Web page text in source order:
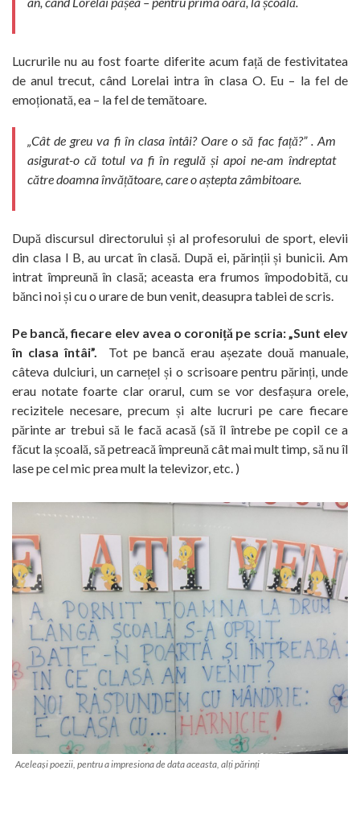
Lucrurile nu au fost foarte diferite acum față de festivitatea
de anul trecut, când Lorelai intra în clasa O. Eu – la fel de
emoționată, ea – la fel de temătoare.
„Cât de greu va fi în clasa întâi? Oare o să fac față?” . Am
asigurat-o că totul va fi în regulă și apoi ne-am îndreptat
către doamna învățătoare, care o aștepta zâmbitoare.
După discursul directorului și al profesorului de sport, elevii
din clasa I B, au urcat în clasă. După ei, părinții și bunicii. Am
intrat împreună în clasă; aceasta era frumos împodobită, cu
bănci noi și cu o urare de bun venit, deasupra tablei de scris.
Pe bancă, fiecare elev avea o coroniță pe scria: „Sunt elev
în clasa întâi”. Tot pe bancă erau așezate două manuale,
câteva dulciuri, un carnețel și o scrisoare pentru părinți, unde
erau notate foarte clar orarul, cum se vor desfașura orele,
recizitele necesare, precum și alte lucruri pe care fiecare
părinte ar trebui să le facă acasă (să îl întrebe pe copil ce a
făcut la școală, să petreacă împreună cât mai mult timp, să nu îl
lase pe cel mic prea mult la televizor, etc. )
Aceleași poezii, pentru a impresiona de data aceasta, alți părinți